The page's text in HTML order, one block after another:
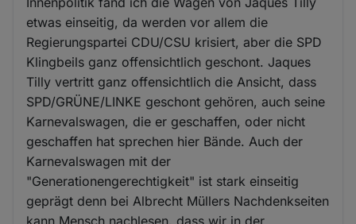
etwas einseitig, da werden vor allem die
Regierungspartei CDU/CSU krisiert, aber die SPD
Klingbeils ganz offensichtlich geschont. Jaques
Tilly vertritt ganz offensichtlich die Ansicht, dass
SPD/GRÜNE/LINKE geschont gehören, auch seine
Karnevalswagen, die er geschaffen, oder nicht
geschaffen hat sprechen hier Bände. Auch der
Karnevalswagen mit der
"Generationengerechtigkeit" ist stark einseitig
geprägt denn bei Albrecht Müllers Nachdenkseiten
kann Mensch nachlesen, dass wir in der